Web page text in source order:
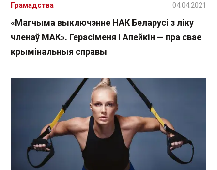
«Магчыма выключэнне НАК Беларусі з ліку
членаў МАК». Герасіменя і Апейкін — пра свае
крымінальныя справы
Грамадства 04.04.2021